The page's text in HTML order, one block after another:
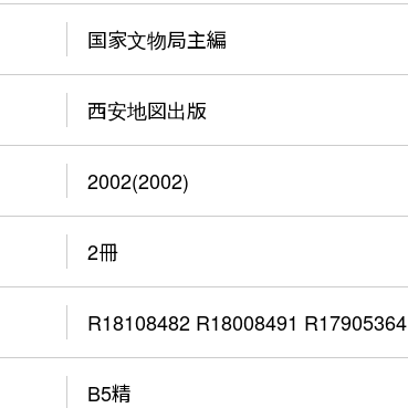
国家文物局主編
西安地図出版
2002(2002)
2冊
R18108482 R18008491 R17905364
B5精